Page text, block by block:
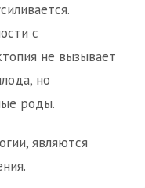
с
не вызывает
но
роды.
являются